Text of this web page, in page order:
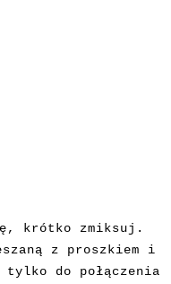
krótko zmiksuj.
z proszkiem i
do połączenia